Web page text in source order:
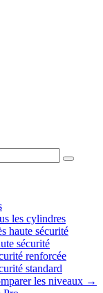
les cylindres
haute sécurité
sécurité
renforcée
standard
les niveaux →